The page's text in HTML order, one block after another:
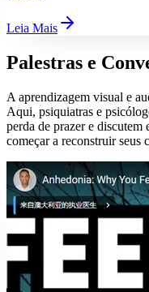
Leia Mais
Palestras e
A aprendizagem visual e
Aqui, psiquiatras e
perda de prazer e discutem
começar a reconstruir seus